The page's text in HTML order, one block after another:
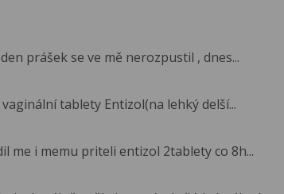
prášek se ve mě nerozpustil , dnes...
tablety Entizol(na lehký delší...
me i memu priteli entizol 2tablety co 8h...